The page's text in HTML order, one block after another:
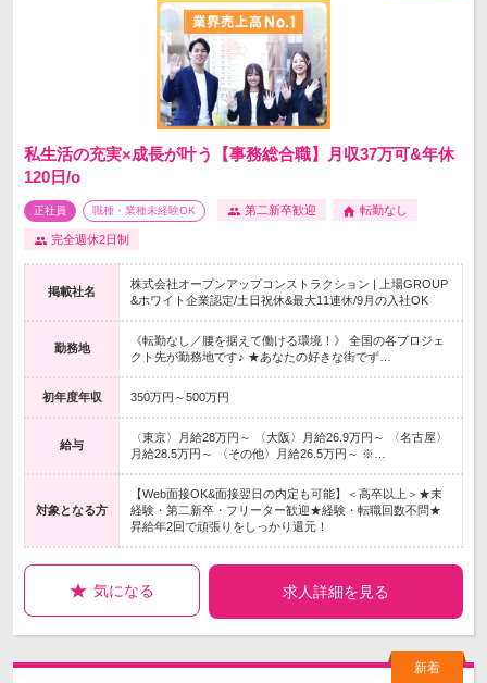
私生活の充実×成長が叶う【事務総合職】月収37万可&年休
120日/o
正社員 職種・業種未経験OK 第二新卒歓迎 転勤なし
完全週休2日制
掲載社名
株式会社オープンアップコンストラクション | 上場GROUP
&ホワイト企業認定/土日祝休&最大11連休/9月の入社OK
勤務地
《転勤なし／腰を据えて働ける環境！》 全国の各プロジェ
クト先が勤務地です♪ ★あなたの好きな街でず…
初年度年収 350万円～500万円
給与
〈東京〉月給28万円～ 〈大阪〉月給26.9万円～ 〈名古屋〉
月給28.5万円～ 〈その他〉月給26.5万円～ ※…
対象となる方
【Web面接OK&面接翌日の内定も可能】＜高卒以上＞★未
経験・第二新卒・フリーター歓迎★経験・転職回数不問★
昇給年2回で頑張りをしっかり還元！
気になる 求人詳細を見る